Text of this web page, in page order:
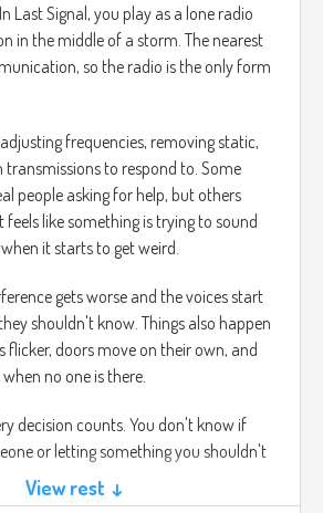
Last Signal, you play as a lone radio
in the middle of a storm. The nearest
so the radio is the only form
frequencies, removing static,
transmissions to respond to. Some
people asking for help, but others
like something is trying to sound
it starts to get weird.
gets worse and the voices start
shouldn't know. Things also happen
flicker, doors move on their own, and
no one is there.
decision counts. You don't know if
or letting something you shouldn't
View rest ↓